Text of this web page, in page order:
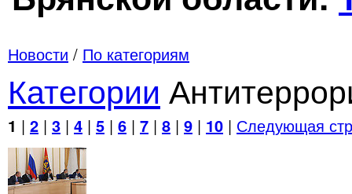
Новости / По категориям
Категории
1 | 2 | 3 | 4 | 5 | 6 | 7 | 8 | 9 | 10 | Следующая